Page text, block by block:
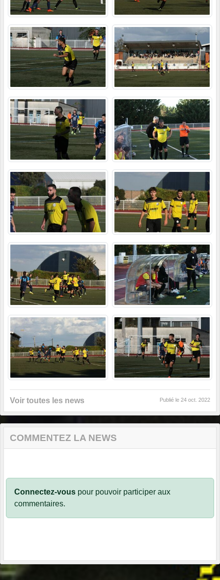
Voir toutes les news Publié le 24 oct. 2022
COMMENTEZ LA NEWS
Connectez-vous pour pouvoir participer aux
commentaires.